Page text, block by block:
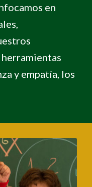
en
y empatía, los